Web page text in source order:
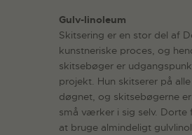
Gulv-linoleum
Skitsering er en stor del af
kunstneriske proces, og
skitsebøger er
projekt. Hun skitserer på
døgnet, og skitsebøgerne
små værker i sig selv.
at bruge almindeligt